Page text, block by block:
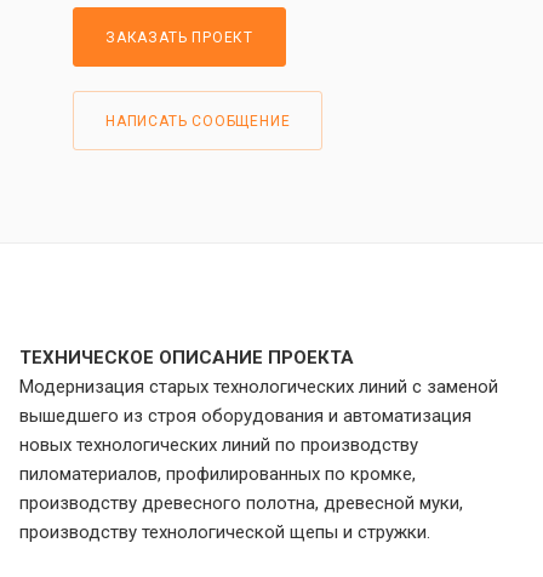
ЗАКАЗАТЬ ПРОЕКТ
НАПИСАТЬ СООБЩЕНИЕ
ТЕХНИЧЕСКОЕ ОПИСАНИЕ ПРОЕКТА
Модернизация старых технологических линий с заменой
вышедшего из строя оборудования и автоматизация
новых технологических линий по производству
пиломатериалов, профилированных по кромке,
производству древесного полотна, древесной муки,
производству технологической щепы и стружки.